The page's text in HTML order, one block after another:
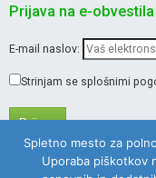
Prijava na e-obvestila
E-mail naslov:
Strinjam se splošnimi
Spletno mesto za
Uporaba piškotkov